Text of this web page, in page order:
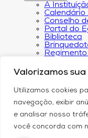
Valorizamos
Utilizamos cookies
navegação, exibir
e analisar nosso
você concorda com
A
Calendário
Conselho
Portal do
Biblioteca
CPA –
Núcleo de
Faculdade
Núcleo de